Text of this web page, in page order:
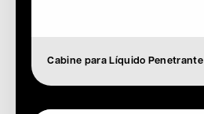
Cabine para Líquido Penetrante